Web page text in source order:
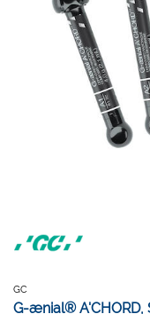
GC
G-ænial®